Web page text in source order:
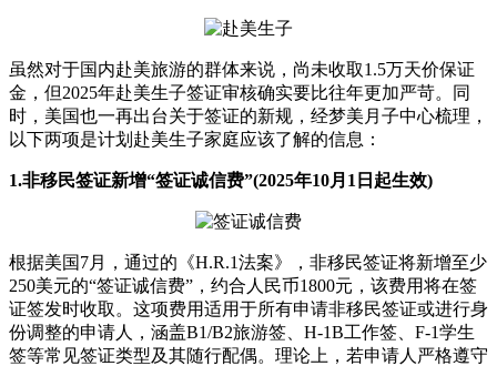
虽然对于国内赴美旅游的群体来说，尚未收取1.5万天价保证
金，但2025年赴美生子签证审核确实要比往年更加严苛。同
时，美国也一再出台关于签证的新规，经梦美月子中心梳理，
以下两项是计划赴美生子家庭应该了解的信息：
1.非移民签证新增“签证诚信费”(2025年10月1日起生效)
根据美国7月，通过的《H.R.1法案》，非移民签证将新增至少
250美元的“签证诚信费”，约合人民币1800元，该费用将在签
证签发时收取。这项费用适用于所有申请非移民签证或进行身
份调整的申请人，涵盖B1/B2旅游签、H-1B工作签、F-1学生
签等常见签证类型及其随行配偶。理论上，若申请人严格遵守